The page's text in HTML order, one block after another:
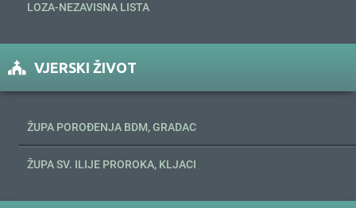
LOZA-NEZAVISNA LISTA
VJERSKI ŽIVOT
ŽUPA POROĐENJA BDM, GRADAC
ŽUPA SV. ILIJE PROROKA, KLJACI